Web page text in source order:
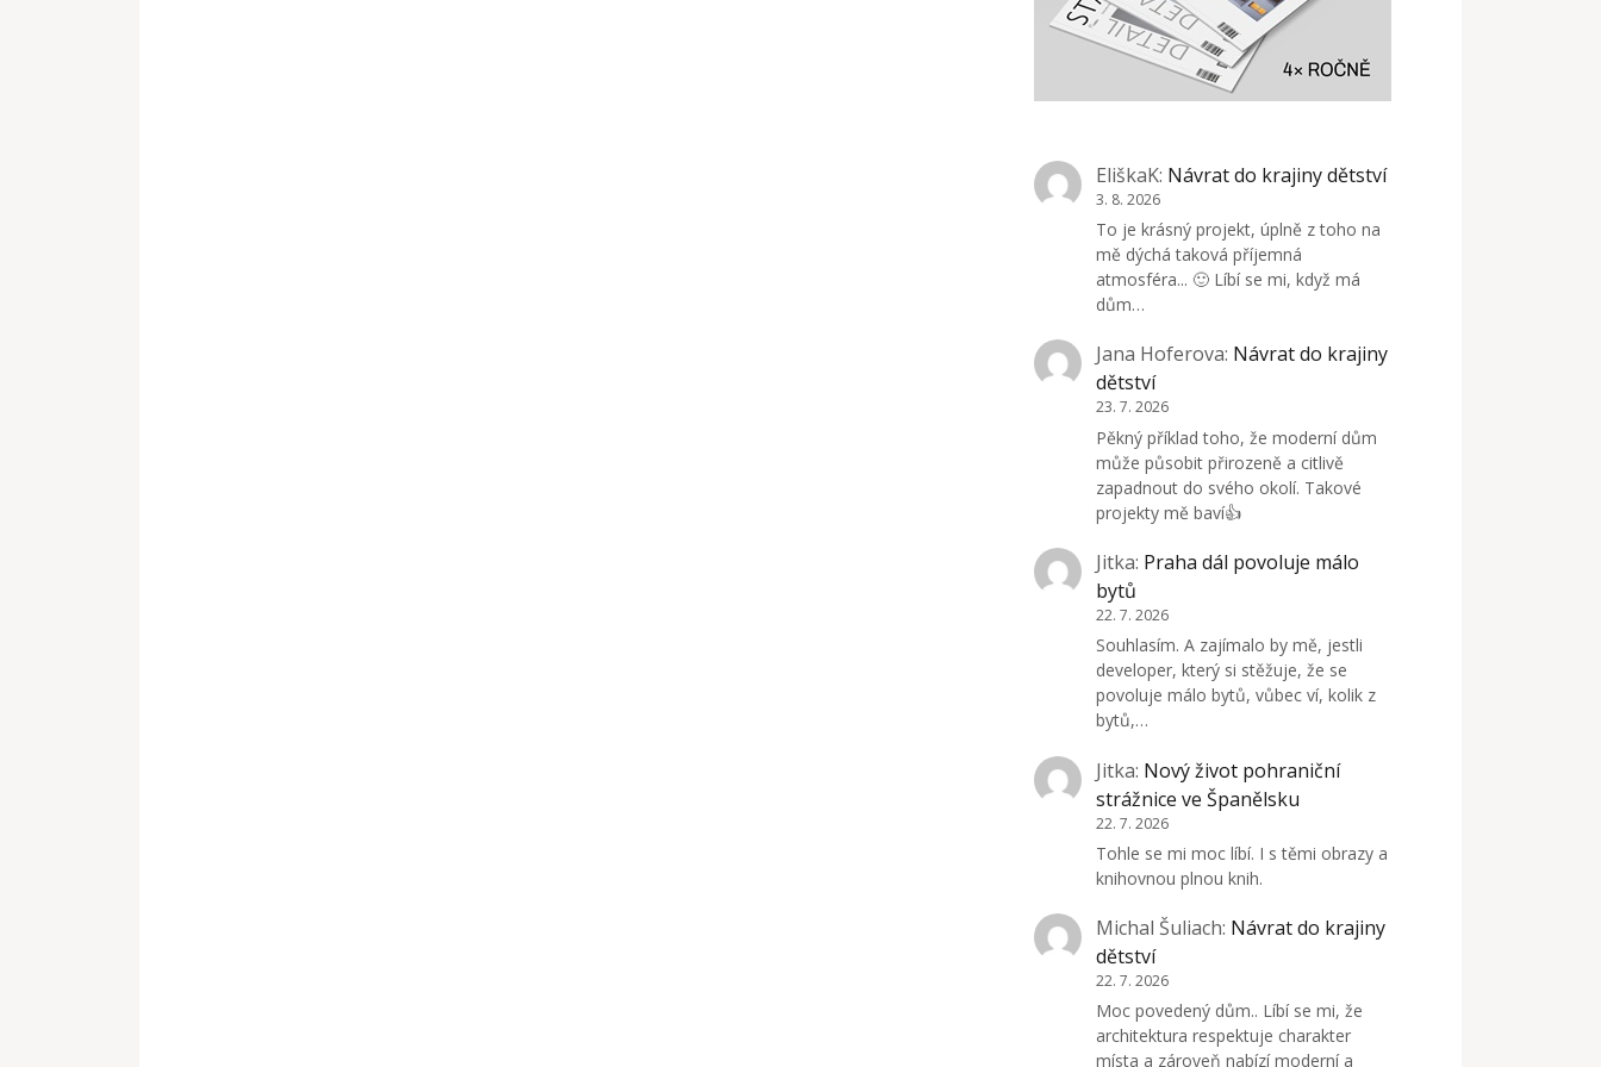
EliškaK: Návrat do krajiny dětství
3. 8. 2026
To je krásný projekt, úplně z toho na
mě dýchá taková příjemná
atmosféra... 🙂 Líbí se mi, když má
dům…
Jana Hoferova: Návrat do krajiny
dětství
23. 7. 2026
Pěkný příklad toho, že moderní dům
může působit přirozeně a citlivě
zapadnout do svého okolí. Takové
projekty mě baví👍
Jitka: Praha dál povoluje málo
bytů
22. 7. 2026
Souhlasím. A zajímalo by mě, jestli
developer, který si stěžuje, že se
povoluje málo bytů, vůbec ví, kolik z
bytů,…
Jitka: Nový život pohraniční
strážnice ve Španělsku
22. 7. 2026
Tohle se mi moc líbí. I s těmi obrazy a
knihovnou plnou knih.
Michal Šuliach: Návrat do krajiny
dětství
22. 7. 2026
Moc povedený dům.. Líbí se mi, že
architektura respektuje charakter
místa a zároveň nabízí moderní a